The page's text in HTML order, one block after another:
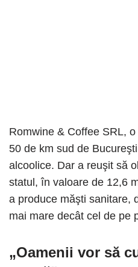
Romwine & Coffee SRL,
50 de km sud de
alcoolice. Dar a reuşit să
statul, în valoare de 12,6
a produce măşti sanitare,
mai mare decât cel de pe
„Oamenii vor să